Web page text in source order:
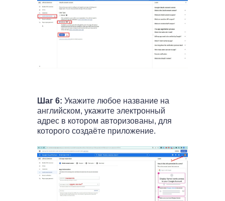
Шаг 6: Укажите любое название на
английском, укажите электронный
адрес в котором авторизованы, для
которого создаёте приложение.